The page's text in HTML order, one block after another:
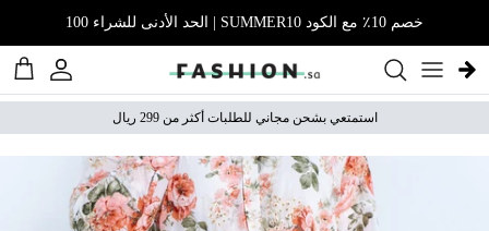
خصم 10٪ مع الكود SUMMER10 | الحد الأدنى للشراء 100
الحساب
استمتعي بشحن مجاني للطلبات أكثر من 299 ريال